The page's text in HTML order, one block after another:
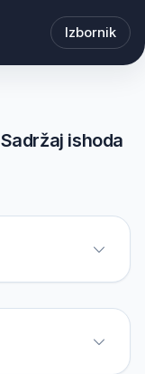
Izbornik
Sadržaj ishoda